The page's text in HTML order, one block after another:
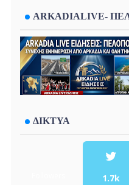
ARKADIALIVE-
ΔΙΚΤΥΑ
1.7k